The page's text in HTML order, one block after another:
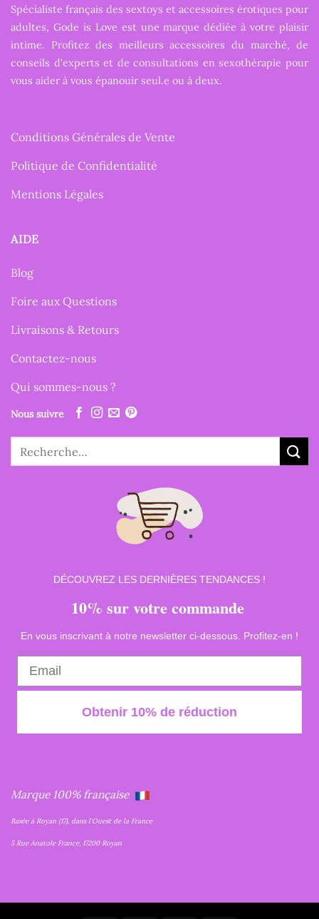
Spécialiste français des sextoys et accessoires érotiques pour
adultes, Gode is Love est une marque dédiée à votre plaisir
intime. Profitez des meilleurs accessoires du marché, de
conseils d'experts et de consultations en sexothérapie pour
vous aider à vous épanouir seul.e ou à deux.
Conditions Générales de Vente
Politique de Confidentialité
Mentions Légales
AIDE
Blog
Foire aux Questions
Livraisons & Retours
Contactez-nous
Qui sommes-nous ?
Nous suivre
pour :
DÉCOUVREZ LES DERNIÈRES TENDANCES !
10% sur votre commande
En vous inscrivant à notre newsletter ci-dessous. Profitez-en !
Obtenir 10% de réduction
Marque 100% française
Basée à Royan (17), dans l'Ouest de la France
5 Rue Anatole France, 17200 Royan